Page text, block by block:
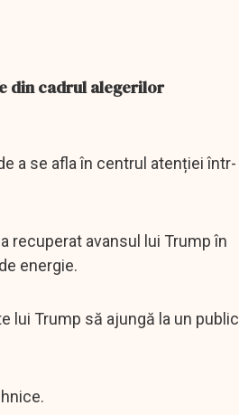
din cadrul alegerilor
a se afla în centrul atenției într-
recuperat avansul lui Trump în
energie.
lui Trump să ajungă la un public